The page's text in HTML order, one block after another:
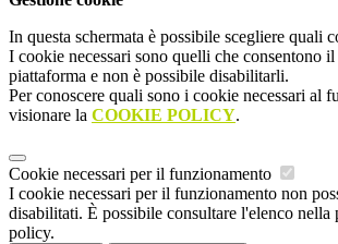
In questa schermata è possibile scegliere quali
I cookie necessari sono quelli che consentono
piattaforma e non è possibile disabilitarli.
Per conoscere quali sono i cookie necessari al
visionare la COOKIE POLICY.
Cookie necessari per il funzionamento
I cookie necessari per il funzionamento non
disabilitati. È possibile consultare l'elenco nella
policy.